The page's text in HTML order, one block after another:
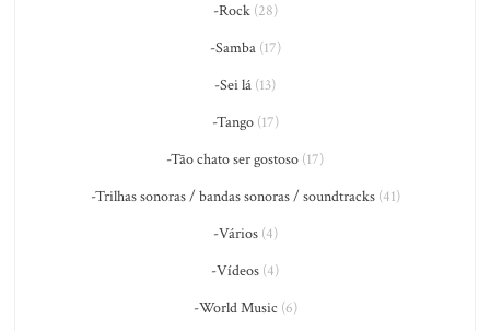
-Rock(28)
-Samba(17)
-Sei lá (13)
-Tango(17)
-Tão chato ser gostoso (17)
-Trilhas sonoras / bandas sonoras / soundtracks(41)
-Vários(4)
-Vídeos (4)
-World Music (6)